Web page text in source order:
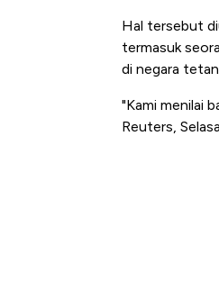
Hal tersebut
termasuk
di negara
"Kami menilai
Reuters,